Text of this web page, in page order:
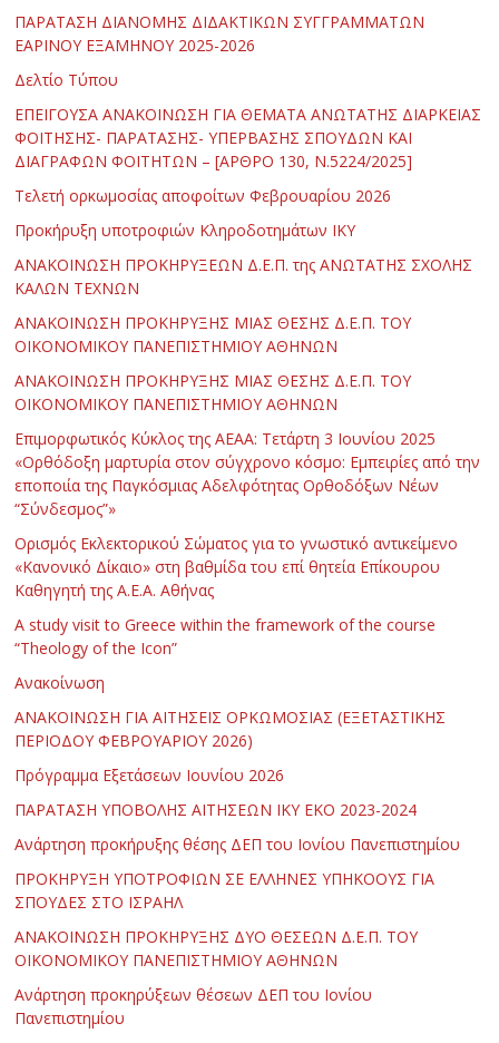
ΠΑΡΑΤΑΣΗ ΔΙΑΝΟΜΗΣ ΔΙΔΑΚΤΙΚΩΝ ΣΥΓΓΡΑΜΜΑΤΩΝ
ΕΑΡΙΝΟΥ ΕΞΑΜΗΝΟΥ 2025-2026
Δελτίο Τύπου
ΕΠΕΙΓΟΥΣΑ ΑΝΑΚΟΙΝΩΣΗ ΓΙΑ ΘΕΜΑΤΑ ΑΝΩΤΑΤΗΣ ΔΙΑΡΚΕΙΑΣ
ΦΟΙΤΗΣΗΣ- ΠΑΡΑΤΑΣΗΣ- ΥΠΕΡΒΑΣΗΣ ΣΠΟΥΔΩΝ ΚΑΙ
ΔΙΑΓΡΑΦΩΝ ΦΟΙΤΗΤΩΝ – [ΑΡΘΡΟ 130, Ν.5224/2025]
Τελετή ορκωμοσίας αποφοίτων Φεβρουαρίου 2026
Προκήρυξη υποτροφιών Κληροδοτημάτων ΙΚΥ
ΑΝΑΚΟΙΝΩΣΗ ΠΡΟΚΗΡΥΞΕΩΝ Δ.Ε.Π. της ΑΝΩΤΑΤΗΣ ΣΧΟΛΗΣ
ΚΑΛΩΝ ΤΕΧΝΩΝ
ΑΝΑΚΟΙΝΩΣΗ ΠΡΟΚΗΡΥΞΗΣ ΜΙΑΣ ΘΕΣΗΣ Δ.Ε.Π. ΤΟΥ
ΟΙΚΟΝΟΜΙΚΟΥ ΠΑΝΕΠΙΣΤΗΜΙΟΥ ΑΘΗΝΩΝ
ΑΝΑΚΟΙΝΩΣΗ ΠΡΟΚΗΡΥΞΗΣ ΜΙΑΣ ΘΕΣΗΣ Δ.Ε.Π. ΤΟΥ
ΟΙΚΟΝΟΜΙΚΟΥ ΠΑΝΕΠΙΣΤΗΜΙΟΥ ΑΘΗΝΩΝ
Επιμορφωτικός Κύκλος της ΑΕΑΑ: Τετάρτη 3 Ιουνίου 2025
«Ορθόδοξη μαρτυρία στον σύγχρονο κόσμο: Εμπειρίες από την
εποποιία της Παγκόσμιας Αδελφότητας Ορθοδόξων Νέων
“Σύνδεσμος”»
Ορισμός Εκλεκτορικού Σώματος για το γνωστικό αντικείμενο
«Κανονικό Δίκαιο» στη βαθμίδα του επί θητεία Επίκουρου
Καθηγητή της Α.Ε.Α. Αθήνας
Α study visit to Greece within the framework of the course
“Theology of the Icon”
Ανακοίνωση
ΑΝΑΚΟΙΝΩΣΗ ΓΙΑ ΑΙΤΗΣΕΙΣ ΟΡΚΩΜΟΣΙΑΣ (ΕΞΕΤΑΣΤΙΚΗΣ
ΠΕΡΙΟΔΟΥ ΦΕΒΡΟΥΑΡΙΟΥ 2026)
Πρόγραμμα Εξετάσεων Ιουνίου 2026
ΠΑΡΑΤΑΣΗ ΥΠΟΒΟΛΗΣ ΑΙΤΗΣΕΩΝ ΙΚΥ ΕΚΟ 2023-2024
Ανάρτηση προκήρυξης θέσης ΔΕΠ του Ιονίου Πανεπιστημίου
ΠΡΟΚΗΡΥΞΗ ΥΠΟΤΡΟΦΙΩΝ ΣΕ ΕΛΛΗΝΕΣ ΥΠΗΚΟΟΥΣ ΓΙΑ
ΣΠΟΥΔΕΣ ΣΤΟ ΙΣΡΑΗΛ
ΑΝΑΚΟΙΝΩΣΗ ΠΡΟΚΗΡΥΞΗΣ ΔΥΟ ΘΕΣΕΩΝ Δ.Ε.Π. ΤΟΥ
ΟΙΚΟΝΟΜΙΚΟΥ ΠΑΝΕΠΙΣΤΗΜΙΟΥ ΑΘΗΝΩΝ
Ανάρτηση προκηρύξεων θέσεων ΔΕΠ του Ιονίου
Πανεπιστημίου